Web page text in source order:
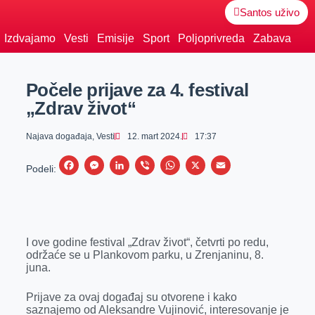
Santos uživo
Izdvajamo Vesti Emisije Sport Poljoprivreda Zabava
Počele prijave za 4. festival
„Zdrav život“
Najava događaja, Vesti 12. mart 2024. 17:37
Podeli:
F
b
k
M
e
e
L
e
n
V
r
W
s
A
p
X
E
l
I ove godine festival „Zdrav život“, četvrti po redu,
održaće se u Plankovom parku, u Zrenjaninu, 8.
juna.
Prijave za ovaj događaj su otvorene i kako
saznajemo od Aleksandre Vujinović, interesovanje je